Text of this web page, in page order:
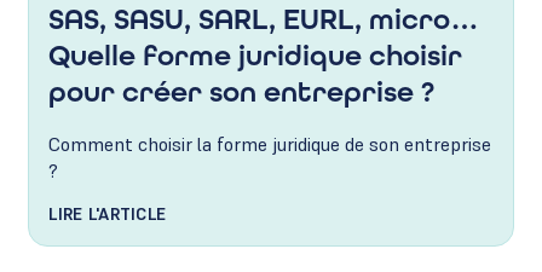
SAS, SASU, SARL, EURL, micro…
Quelle forme juridique choisir
pour créer son entreprise ?
Comment choisir la forme juridique de son entreprise
?
LIRE L'ARTICLE